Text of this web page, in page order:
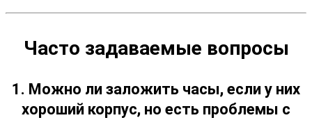
Часто задаваемые вопросы
1. Можно ли заложить часы, если у них
хороший корпус, но есть проблемы с